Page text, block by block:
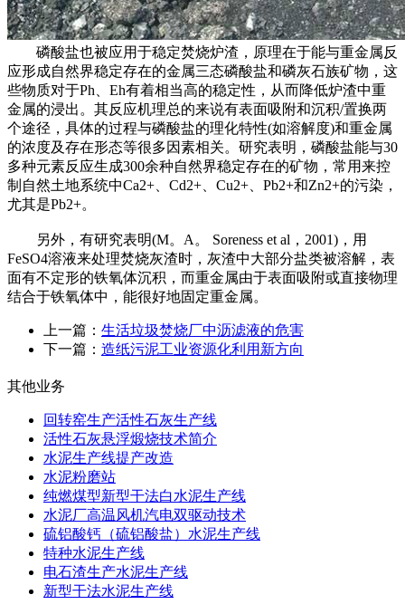
磷酸盐也被应用于稳定焚烧炉渣，原理在于能与重金属反
应形成自然界稳定存在的金属三态磷酸盐和磷灰石族矿物，这
些物质对于Ph、Eh有着相当高的稳定性，从而降低炉渣中重
金属的浸出。其反应机理总的来说有表面吸附和沉积/置换两
个途径，具体的过程与磷酸盐的理化特性(如溶解度)和重金属
的浓度及存在形态等很多因素相关。研究表明，磷酸盐能与30
多种元素反应生成300余种自然界稳定存在的矿物，常用来控
制自然土地系统中Ca2+、Cd2+、Cu2+、Pb2+和Zn2+的污染，
尤其是Pb2+。
另外，有研究表明(M。A。 Soreness et al，2001)，用
FeSO4溶液来处理焚烧灰渣时，灰渣中大部分盐类被溶解，表
面有不定形的铁氧体沉积，而重金属由于表面吸附或直接物理
结合于铁氧体中，能很好地固定重金属。
上一篇： 生活垃圾焚烧厂中沥滤液的危害
下一篇： 造纸污泥工业资源化利用新方向
其他业务
回转窑生产活性石灰生产线
活性石灰悬浮煅烧技术简介
水泥生产线提产改造
水泥粉磨站
纯燃煤型新型干法白水泥生产线
水泥厂高温风机汽电双驱动技术
硫铝酸钙（硫铝酸盐）水泥生产线
特种水泥生产线
电石渣生产水泥生产线
新型干法水泥生产线